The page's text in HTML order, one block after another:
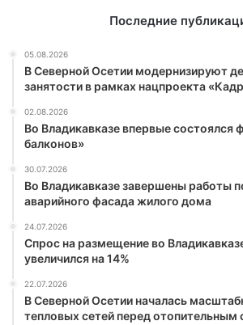
Последние
05.08.2026
В Северной Осетии модернизируют
занятости в рамках нацпроекта
02.08.2026
Во Владикавказе впервые состоялся
балконов»
30.07.2026
Во Владикавказе завершены работы
аварийного фасада жилого дома
24.07.2026
Спрос на размещение во
увеличился на 14%
22.07.2026
В Северной Осетии началась
тепловых сетей перед отопительным